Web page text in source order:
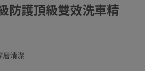
防護頂級雙效洗車精
層清潔